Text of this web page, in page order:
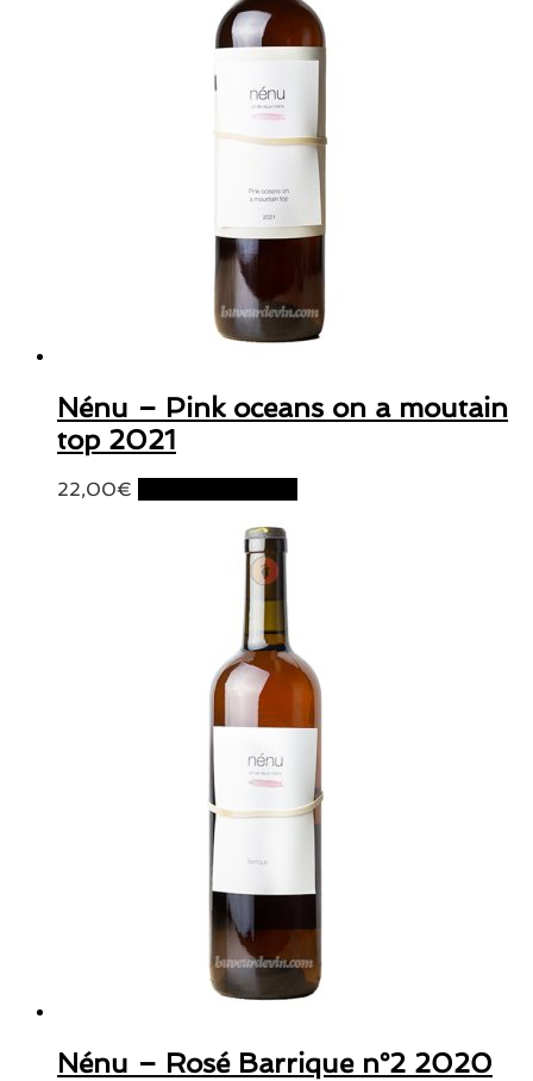
Nénu – Pink oceans on a moutain
top 2021
22,00€
Nénu – Rosé Barrique n°2 2020